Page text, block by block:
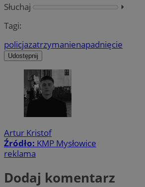
Słuchaj
⏵︎
Tagi:
policjazatrzymanienapadnięcie
Udostępnij
Artur Kristof
Źródło: KMP Mysłowice
reklama
Dodaj komentarz